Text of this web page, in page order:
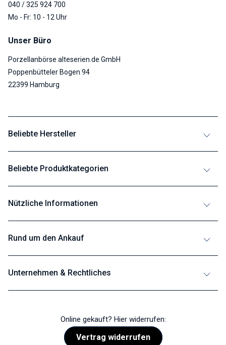
040 / 325 924 700
Mo - Fr: 10 - 12 Uhr
Unser Büro
Porzellanbörse alteserien.de GmbH
Poppenbütteler Bogen 94
22399 Hamburg
Beliebte Hersteller
Beliebte Produktkategorien
Nützliche Informationen
Rund um den Ankauf
Unternehmen & Rechtliches
Online gekauft? Hier widerrufen:
Vertrag widerrufen